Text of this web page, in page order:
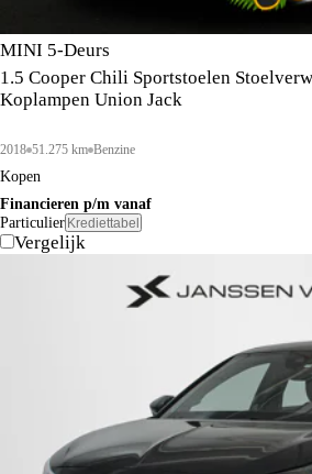
MINI 5-Deurs
1.5 Cooper Chili Sportstoelen
Koplampen Union Jack
2018 51.275 km Benzine
Kopen
Financieren p/m vanaf
Particulier Krediettabel
Vergelijk